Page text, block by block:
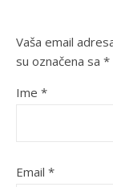
Vaša email
su označena sa *
Ime *
Email *